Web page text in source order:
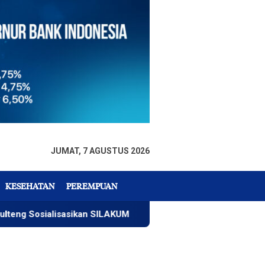
JUMAT, 7 AGUSTUS 2026
KESEHATAN PEREMPUAN
SILAKUM Warga Temukan Mayat